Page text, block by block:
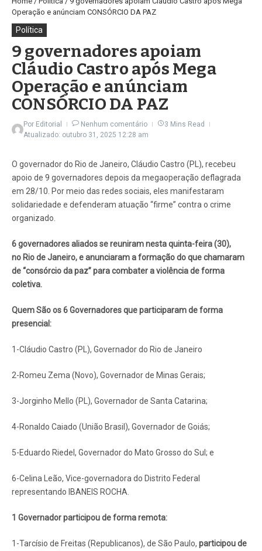
Operação e anúnciam CONSÓRCIO DA PAZ
Política
9 governadores apoiam
Cláudio Castro após Mega
Operação e anúnciam
CONSÓRCIO DA PAZ
Por Editorial Nenhum comentário
3 Mins Read
Atualizado: outubro 31, 2025 12:28 am
O governador do Rio de Janeiro, Cláudio Castro (PL), recebeu
apoio de 9 governadores depois da megaoperação deflagrada
em 28/10. Por meio das redes sociais, eles manifestaram
solidariedade e defenderam atuação “firme” contra o crime
organizado.
6 governadores aliados se reuniram nesta quinta-feira (30),
no Rio de Janeiro, e anunciaram a formação do que chamaram
de “consórcio da paz” para combater a violência de forma
coletiva.
Quem São os 6 Governadores que participaram de forma
presencial:
1-Cláudio Castro (PL), Governador do Rio de Janeiro
2-Romeu Zema (Novo), Governador de Minas Gerais;
3-Jorginho Mello (PL), Governador de Santa Catarina;
4-Ronaldo Caiado (União Brasil), Governador de Goiás;
5-Eduardo Riedel, Governador do Mato Grosso do Sul; e
6-Celina Leão, Vice-governadora do Distrito Federal
representando IBANEIS ROCHA.
1 Governador participou de forma remota:
1-Tarcísio de Freitas (Republicanos), de São Paulo, participou de